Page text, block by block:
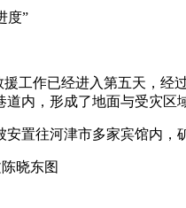
度”
援工作已经进入第五天，
内，形成了地面与受灾区
置往河津市多家宾馆内，
晓东图